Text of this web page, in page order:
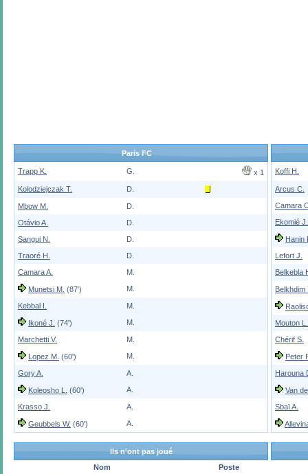
Paris FC
Trapp K. G.
x 1
Kolodziejczak T.
D.
Mbow M.
D.
Otávio A.
D.
Sangui N.
D.
Traoré H.
D.
Camara A.
M.
Munetsi M. (87') M.
Kebbal I. M.
Ikoné J. (74') M.
Marchetti V. M.
Lopez M. (60') M.
Gory A. A.
Koleosho L. (60') A.
Krasso J. A.
Geubbels W. (60') A.
Ils n'ont pas joué
Nom
Poste
Koffi H.
Arcus C.
Camara
Ekomié J.
Hanin
Lefort J.
Belkebla
Belkhdim
Mouton L.
Chérif S.
Peter
Harouna
Van
Sbaï A.